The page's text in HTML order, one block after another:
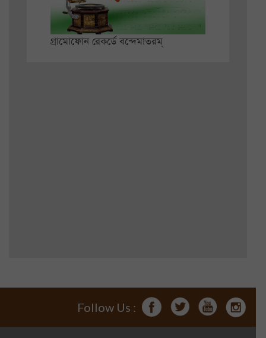
গ্রামোফোন রেকর্ডে বন্দেমাতরম্
Follow Us :